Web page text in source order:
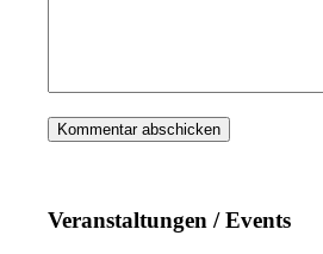
Veranstaltungen / Events